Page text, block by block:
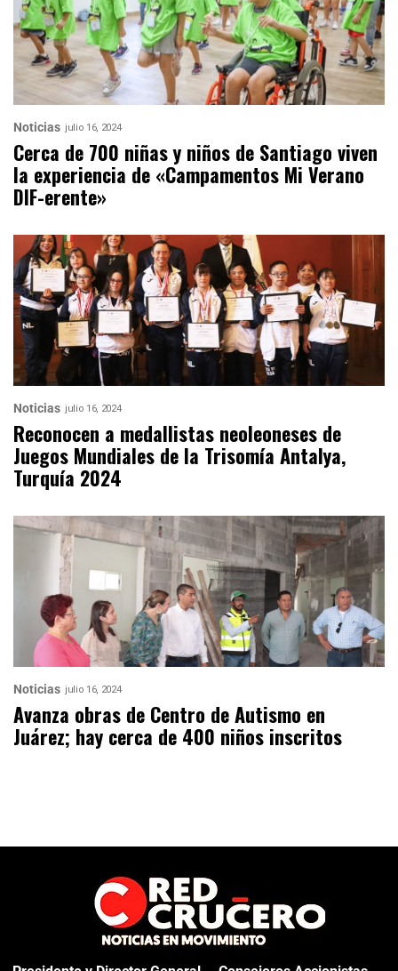
Noticias julio 16, 2024
Cerca de 700 niñas y niños de Santiago viven
la experiencia de «Campamentos Mi Verano
DIF-erente»
Noticias julio 16, 2024
Reconocen a medallistas neoleoneses de
Juegos Mundiales de la Trisomía Antalya,
Turquía 2024
Noticias julio 16, 2024
Avanza obras de Centro de Autismo en
Juárez; hay cerca de 400 niños inscritos